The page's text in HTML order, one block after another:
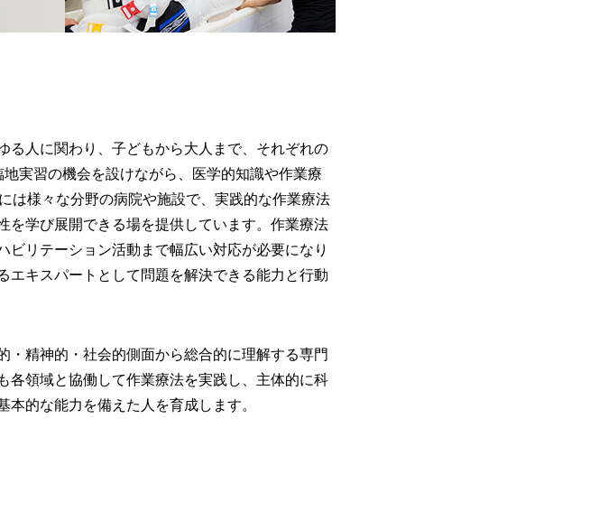
る人に関わり、子どもから大人まで、それぞれの
実習の機会を設けながら、医学的知識や作業療
は様々な分野の病院や施設で、実践的な作業療法
を学び展開できる場を提供しています。作業療法
リテーション活動まで幅広い対応が必要になり
エキスパートとして問題を解決できる能力と行動
・精神的・社会的側面から総合的に理解する専門
各領域と協働して作業療法を実践し、主体的に科
的な能力を備えた人を育成します。